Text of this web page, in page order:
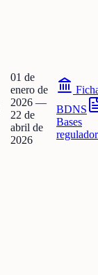
01 de
enero de
2026 —
22 de
abril de
2026
BDNS
Bases